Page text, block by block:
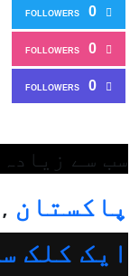
0
FOLLOWERS
0
FOLLOWERS
0
FOLLOWERS
سب سے
پاکستان ,
ایک کلک